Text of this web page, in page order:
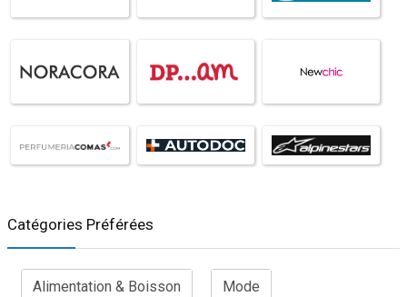
Catégories Préférées
Alimentation & Boisson Mode